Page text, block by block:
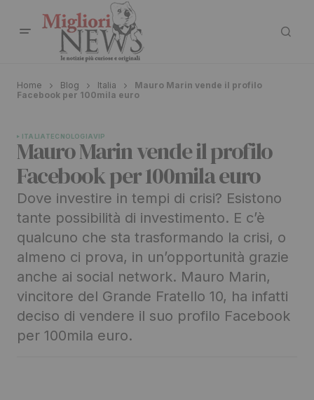
Home Blog Italia
Mauro Marin vende il profilo
Facebook per 100mila euro
ITALIATECNOLOGIAVIP
Mauro Marin vende il profilo
Facebook per 100mila euro
Dove investire in tempi di crisi? Esistono
tante possibilità di investimento. E c’è
qualcuno che sta trasformando la crisi, o
almeno ci prova, in un’opportunità grazie
anche ai social network. Mauro Marin,
vincitore del Grande Fratello 10, ha infatti
deciso di vendere il suo profilo Facebook
per 100mila euro.